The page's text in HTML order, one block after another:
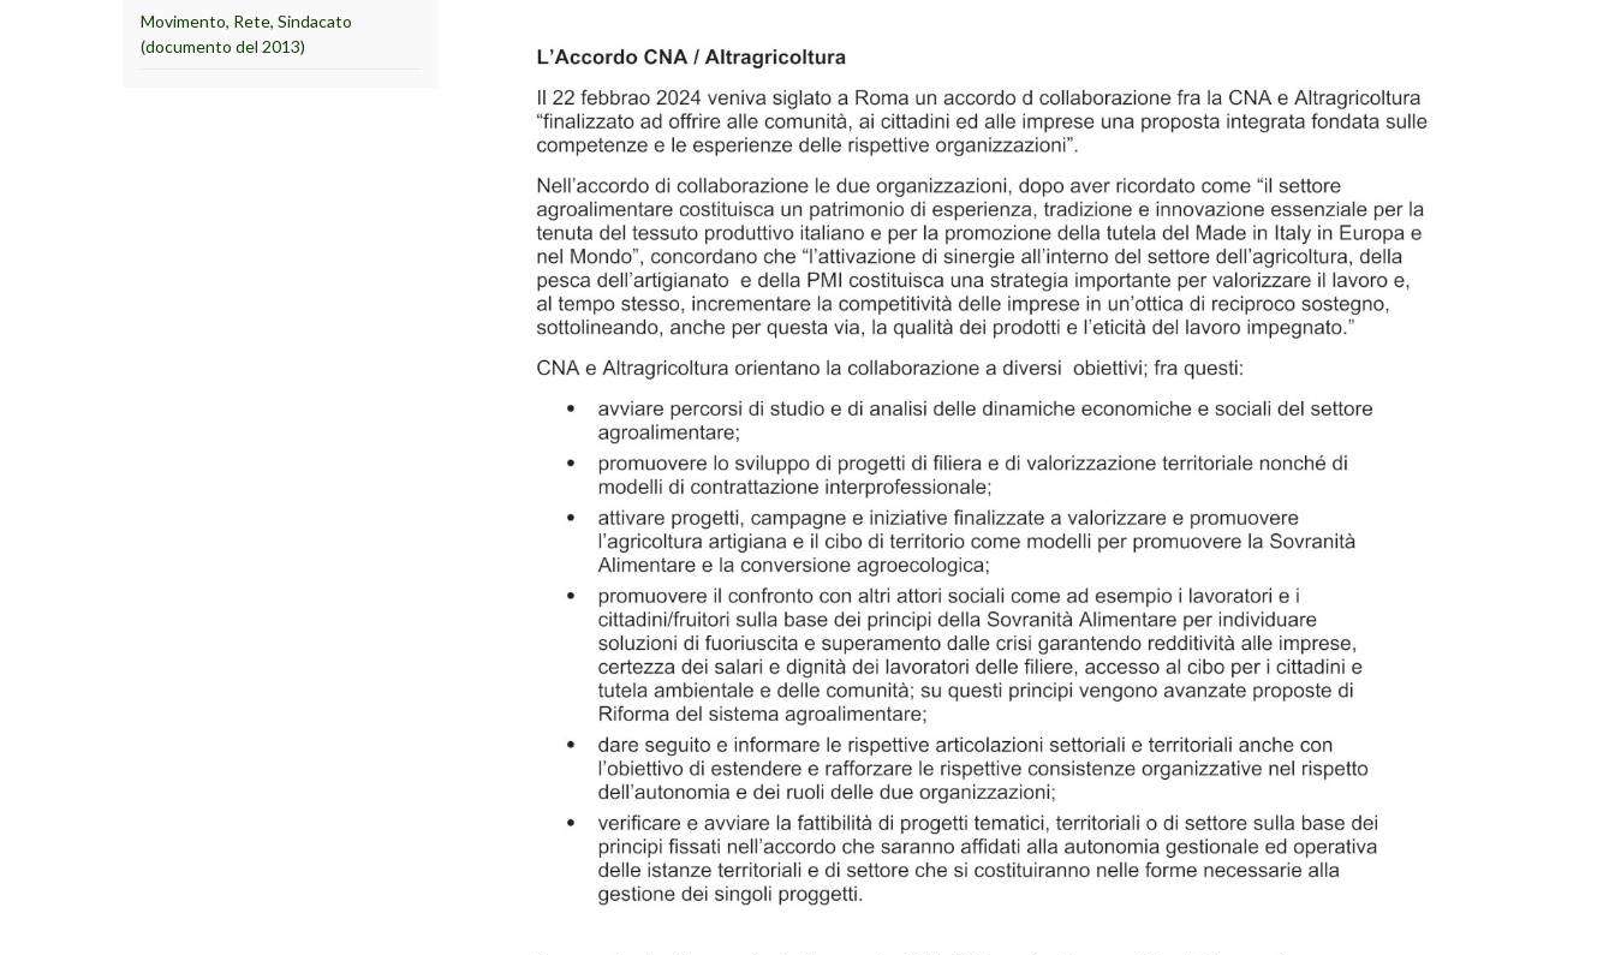
Movimento, Rete, Sindacato
(documento del 2013)